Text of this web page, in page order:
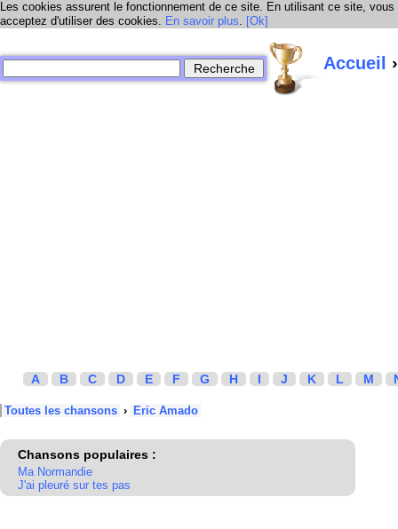
Les cookies assurent le fonctionnement de ce site. En utilisant ce site, vous
acceptez d'utiliser des cookies. En savoir plus. [Ok]
Accueil
A B C D E F G H I J K L M
Toutes les chansons › Eric Amado
Chansons populaires :
Ma Normandie
J'ai pleuré sur tes pas